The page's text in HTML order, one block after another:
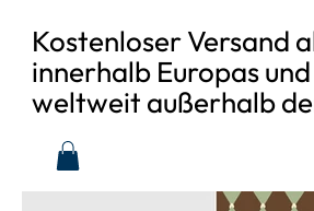
Kostenloser Versand
innerhalb Europas
weltweit außerhalb